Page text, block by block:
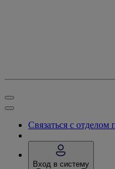
Связаться с отделом
Вход в систему